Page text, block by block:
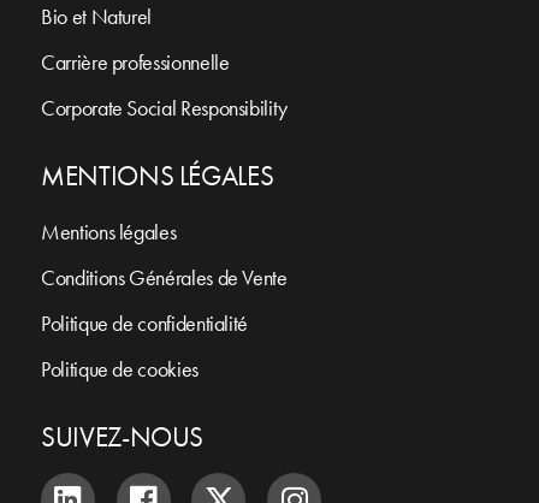
Bio et Naturel
Carrière professionnelle
Corporate Social Responsibility
MENTIONS LÉGALES
Mentions légales
Conditions Générales de Vente
Politique de confidentialité
Politique de cookies
SUIVEZ-NOUS